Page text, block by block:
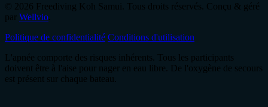
© 2026 Freediving Koh Samui. Tous droits réservés. Conçu & géré
par Wellvio
Politique de confidentialité Conditions d'utilisation
L'apnée comporte des risques inhérents. Tous les participants
doivent être à l'aise pour nager en eau libre. De l'oxygène de secours
est présent sur chaque bateau.